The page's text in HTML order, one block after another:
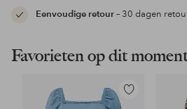
Eenvoudige retour– 30 dagen
Favorieten op dit
Toevoegen